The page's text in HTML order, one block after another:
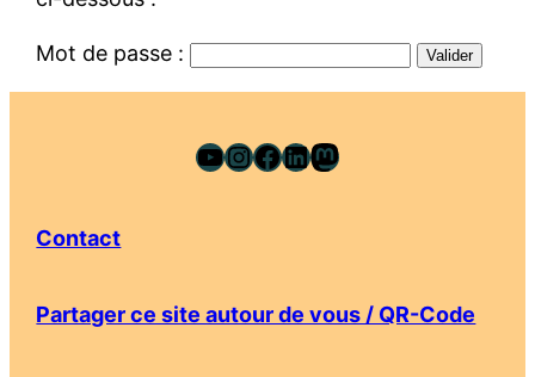
Mot de passe :
YouTube
Instagram
Facebook
LinkedIn
Mastodon
Contact
Partager ce site autour de vous / QR-Code